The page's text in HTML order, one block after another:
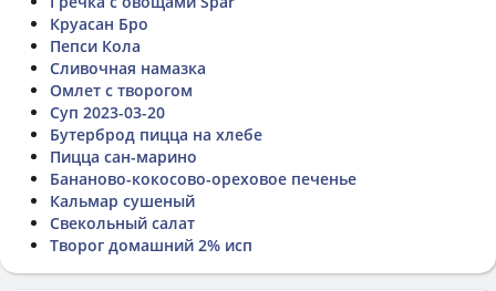
Круасан Бро
Пепси Кола
Сливочная намазка
Омлет с творогом
Суп 2023-03-20
Бутерброд пицца на хлебе
Пицца сан-марино
Бананово-кокосово-ореховое печенье
Кальмар сушеный
Свекольный салат
Творог домашний 2% исп